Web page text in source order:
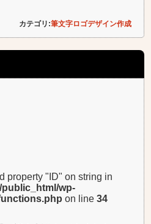
カテゴリ:筆文字ロゴデザイン作成
property "ID" on string in
wp-
on line34